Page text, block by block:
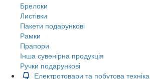
Брелоки
Листівки
Пакети подарункові
Рамки
Прапори
Інша сувенірна продукція
Ручки подарункові
Електротовари та побутова техніка